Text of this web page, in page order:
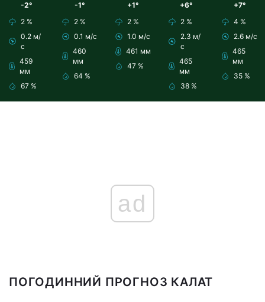
-2°
2 %
0.2 м/
с
459
мм
67 %
-1°
2 %
0.1 м/с
460
мм
64 %
+1°
2 %
1.0 м/с
461 мм
47 %
+6°
2 %
2.3 м/
с
465
мм
38 %
+7°
4 %
2.6 м/с
465
мм
35 %
ad
ПОГОДИННИЙ ПРОГНОЗ КАЛАТ